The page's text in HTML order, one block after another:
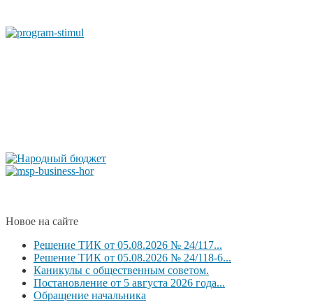
Новое на сайте
Решение ТИК от 05.08.2026 № 24/117...
Решение ТИК от 05.08.2026 № 24/118-6...
Каникулы с общественным советом.
Постановление от 5 августа 2026 года...
Обращение начальника